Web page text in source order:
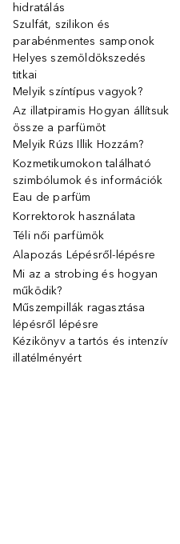
hidratálás
Szulfát, szilikon és
parabénmentes samponok
Helyes szemöldökszedés
titkai
Melyik színtípus vagyok?
Az illatpiramis Hogyan állítsuk
össze a parfümöt
Melyik Rúzs Illik Hozzám?
Kozmetikumokon található
szimbólumok és információk
Eau de parfüm
Korrektorok használata
Téli női parfümök
Alapozás Lépésről-lépésre
Mi az a strobing és hogyan
működik?
Műszempillák ragasztása
lépésről lépésre
Kézikönyv a tartós és intenzív
illatélményért